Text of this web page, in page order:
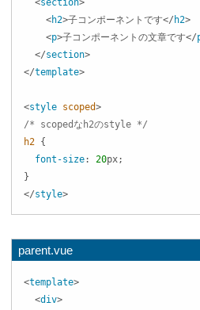
<section>
<h2>子コンポーネントです</ h2>
<p>子コンポーネントの文章です</
</section>
</template>
<style scoped>
/* scopedなh2のstyle */
h2 {
font-size: 20px;
}
</style>
parent.vue
<template>
<div>